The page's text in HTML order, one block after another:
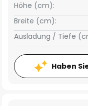
Breite (cm):
Höhe (cm):
Ausladung / Tiefe
Haben